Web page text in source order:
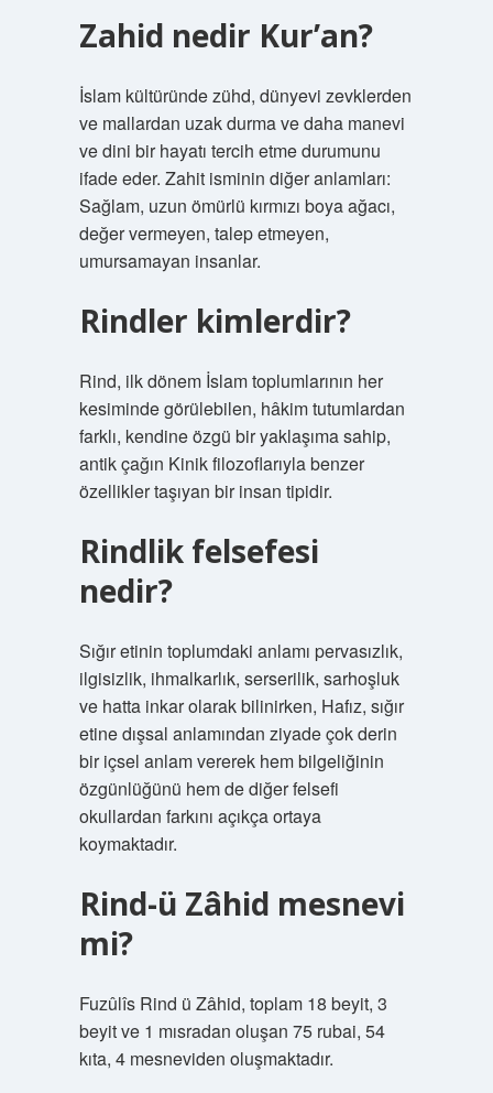
Zahid nedir Kur’an?
İslam kültüründe zühd, dünyevi zevklerden
ve mallardan uzak durma ve daha manevi
ve dini bir hayatı tercih etme durumunu
ifade eder. Zahit isminin diğer anlamları:
Sağlam, uzun ömürlü kırmızı boya ağacı,
değer vermeyen, talep etmeyen,
umursamayan insanlar.
Rindler kimlerdir?
Rind, ilk dönem İslam toplumlarının her
kesiminde görülebilen, hâkim tutumlardan
farklı, kendine özgü bir yaklaşıma sahip,
antik çağın Kinik filozoflarıyla benzer
özellikler taşıyan bir insan tipidir.
Rindlik felsefesi
nedir?
Sığır etinin toplumdaki anlamı pervasızlık,
ilgisizlik, ihmalkarlık, serserilik, sarhoşluk
ve hatta inkar olarak bilinirken, Hafız, sığır
etine dışsal anlamından ziyade çok derin
bir içsel anlam vererek hem bilgeliğinin
özgünlüğünü hem de diğer felsefi
okullardan farkını açıkça ortaya
koymaktadır.
Rind-ü Zâhid mesnevi
mi?
Fuzûlîs Rind ü Zâhid, toplam 18 beyit, 3
beyit ve 1 mısradan oluşan 75 rubai, 54
kıta, 4 mesneviden oluşmaktadır.